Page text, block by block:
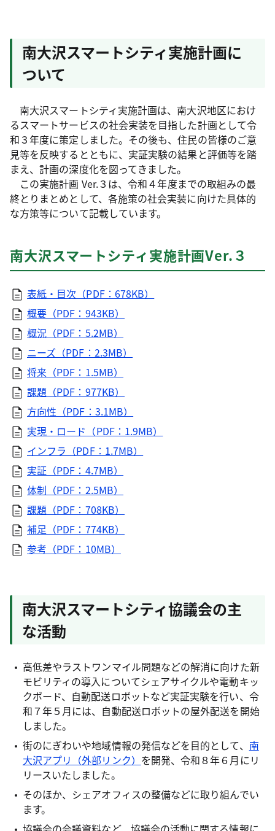
南大沢スマートシティ実施計画に
ついて
南大沢スマートシティ実施計画は、南大沢地区におけ
るスマートサービスの社会実装を目指した計画として令
和３年度に策定しました。その後も、住民の皆様のご意
見等を反映するとともに、実証実験の結果と評価等を踏
まえ、計画の深度化を図ってきました。
この実施計画 Ver.３は、令和４年度までの取組みの最
終とりまとめとして、各施策の社会実装に向けた具体的
な方策等について記載しています。
南大沢スマートシティ実施計画Ver.３
表紙・目次（PDF：678KB）
概要（PDF：943KB）
概況（PDF：5.2MB）
ニーズ（PDF：2.3MB）
将来（PDF：1.5MB）
課題（PDF：977KB）
方向性（PDF：3.1MB）
実現・ロード（PDF：1.9MB）
インフラ（PDF：1.7MB）
実証（PDF：4.7MB）
体制（PDF：2.5MB）
課題（PDF：708KB）
補足（PDF：774KB）
参考（PDF：10MB）
南大沢スマートシティ協議会の主
な活動
高低差やラストワンマイル問題などの解消に向けた新
モビリティの導入についてシェアサイクルや電動キッ
クボード、自動配送ロボットなど実証実験を行い、令
和７年５月には、自動配送ロボットの屋外配送を開始
しました。
街のにぎわいや地域情報の発信などを目的として、 南
大沢アプリ（外部リンク） を開発、令和８年６月にリ
リースいたしました。
そのほか、シェアオフィスの整備などに取り組んでい
ます。